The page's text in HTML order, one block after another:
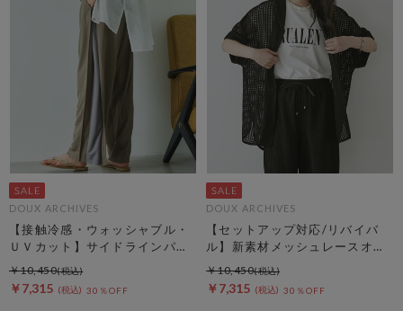
DOUX ARCHIVES
【接触冷感・ウォッシャブル・
ＵＶカット】サイドラインパン
ツ
￥7,315 30％OFF
￥10,450
DOUX ARCHIVES
【セットアップ対応/リバイバ
ル】新素材メッシュレースオー
バーシャツ
￥7,315 30％OFF
￥10,450